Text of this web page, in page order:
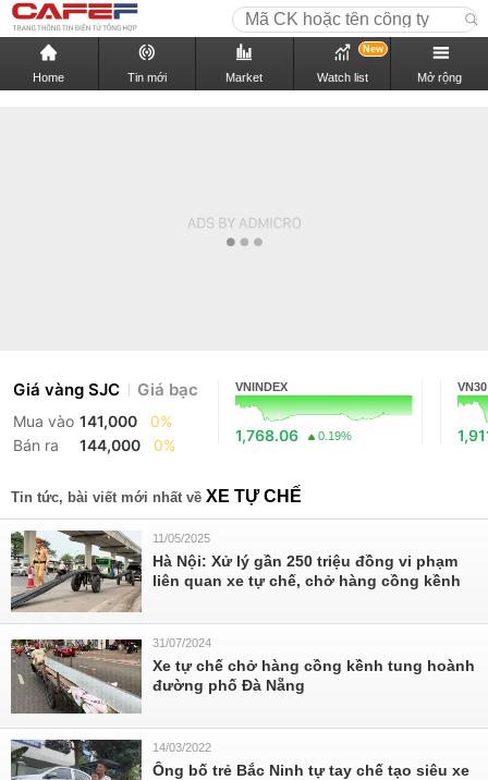
Home Tin mới Market Watch list
New
Mở rộng
Giá vàng SJC Giá bạc
Mua vào 141,000
0%
Bán ra
144,000 0%
VNINDEX
1,768.06 0.19%
VN30
Tin tức, bài viết mới nhất về XE TỰ CHẾ
11/05/2025
Hà Nội: Xử lý gần 250 triệu đồng vi phạm
liên quan xe tự chế, chở hàng cồng kềnh
31/07/2024
Xe tự chế chở hàng cồng kềnh tung hoành
đường phố Đà Nẵng
14/03/2022
Ông bố trẻ Bắc Ninh tự tay chế tạo siêu xe